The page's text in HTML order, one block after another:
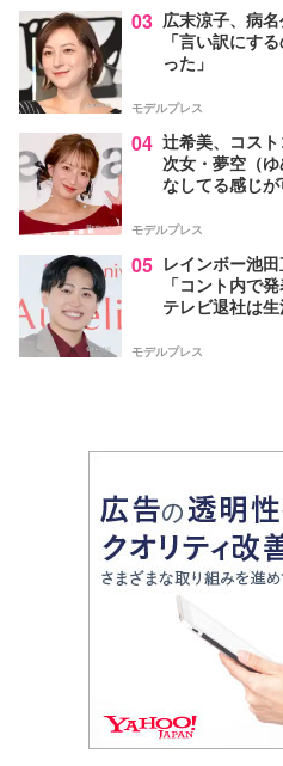
03 広末涼子、病
「言い訳にす
った」
モデルプレス
04 辻希美、コス
次女・夢空（
なしてる感じ
モデルプレス
05 レインボー池
「コント内で
テレビ退社は
モデルプレス